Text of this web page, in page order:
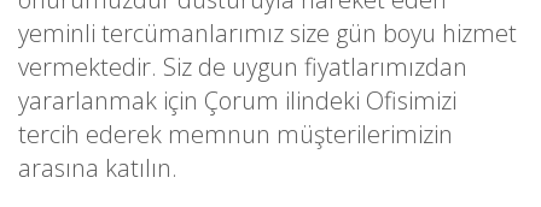
yeminli tercümanlarımız size gün boyu hizmet
vermektedir. Siz de uygun fiyatlarımızdan
yararlanmak için Çorum ilindeki Ofisimizi
tercih ederek memnun müşterilerimizin
arasına katılın.